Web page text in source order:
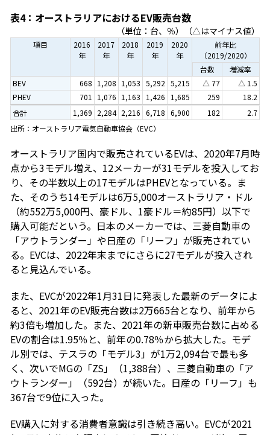
表4：オーストラリアにおけるEV販売台数
（単位：台、％）（△はマイナス値）
項目
2016
年
2017
年
2018
年
2019
年
2020
年
前年比
（2019/2020）
台数
増減率
BEV
668 1,208 1,053 5,292 5,215 △ 77
△ 1.5
PHEV
701 1,076 1,163 1,426 1,685 259
18.2
合計
1,369 2,284 2,216 6,718 6,900 182
2.7
出所：オーストラリア電気自動車協会（EVC）
オーストラリア国内で販売されているEVは、2020年7月時
点から3モデル増え、12メーカーが31モデルを投入してお
り、その半数以上の17モデルはPHEVとなっている。ま
た、そのうち14モデルは6万5,000オーストラリア・ドル
（約552万5,000円、豪ドル、1豪ドル＝約85円）以下で
購入可能だという。日本のメーカーでは、三菱自動車の
「アウトランダー」や日産の「リーフ」が販売されてい
る。EVCは、2022年末までにさらに27モデルが投入され
ると見込んでいる。
また、EVCが2022年1月31日に発表した最新のデータによ
ると、2021年のEV販売台数は2万665台となり、前年から
約3倍も増加した。また、2021年の新車販売台数に占める
EVの割合は1.95％と、前年の0.78％から拡大した。モデ
ル別では、テスラの「モデル3」が1万2,094台で最も多
く、次いでMGの「ZS」（1,388台）、三菱自動車の「ア
ウトランダー」（592台）が続いた。日産の「リーフ」も
367台で9位に入った。
EV購入に対する消費者意識は引き続き高い。EVCが2021